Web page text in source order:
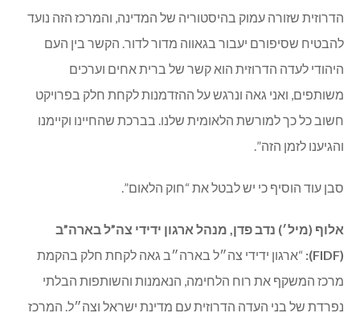
הדרוזית שזורה עמוק בהיסטוריה של המדינה, והמרכז הזה נועד
להבטיח שסיפורם יעבור בגאווה מדור לדור. הקשר בין העם
היהודי לעדה הדרוזית הוא קשר של ברית אחים וערכים
משותפים, ואני גאה ונרגש על ההזדמנות לקחת חלק בפרויקט
חשוב כל כך למורשת הלאומית שלנו. בברכת שהחיינו וקיימנו
והגיענו לזמן הזה”.
סבן עוד הוסיף כי יש לבטל את “חוק הלאום”.
אלוף (מיל׳) נדב פדן, מנהל ארגון ידידי צה”ל בארה”ב
(FIDF):
“ארגון ידידי צה״ל בארה״ב גאה לקחת חלק בהקמת
מרכז המשקף את רוח הלחימה, הנאמנות והשותפות הבלתי
נפרדת של בני העדה הדרוזית עם מדינת ישראל וצה״ל. המרכז